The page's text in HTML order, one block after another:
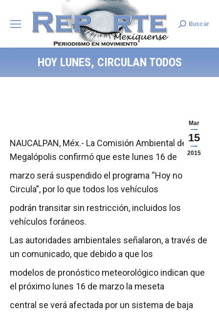
Search:
Buscar
HOY LUNES, CIRCULAN TODOS
Mar
15
2015
NAUCALPAN, Méx.- La Comisión Ambiental de la
Megalópolis confirmó que este lunes 16 de
marzo será suspendido el programa “Hoy no
Circula”, por lo que todos los vehículos
podrán transitar sin restricción, incluidos los
vehículos foráneos.
Las autoridades ambientales señalaron, a través de
un comunicado, que debido a que los
modelos de pronóstico meteorológico indican que
el próximo lunes 16 de marzo la meseta
central se verá afectada por un sistema de baja